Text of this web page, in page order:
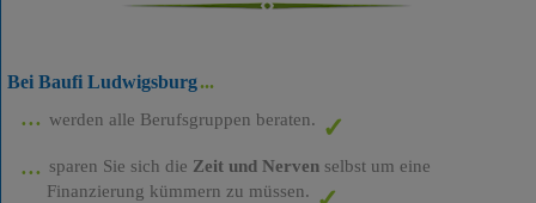
Bei Baufi Ludwigsburg
werden alle Berufsgruppen beraten.
sparen Sie sich die Zeit und Nervenselbst um eine
Finanzierung kümmern zu müssen.